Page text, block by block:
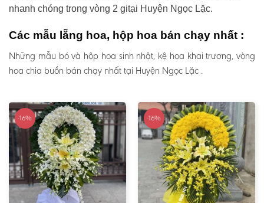
nhanh chóng trong vòng 2 gitại Huyện Ngọc Lặc.
Các mẫu lẵng hoa, hộp hoa bán chạy nhất :
Những mẫu bó và hộp hoa sinh nhật, kệ hoa khai trương, vòng
hoa chia buồn bán chạy nhất tại Huyện Ngọc Lặc .
-16% -16%